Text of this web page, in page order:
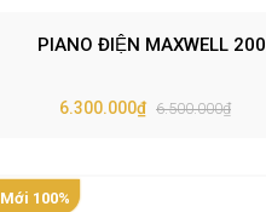
PIANO ĐIỆN MAXWELL 200
6.300.000₫ 6.500.000₫
Mới 100%